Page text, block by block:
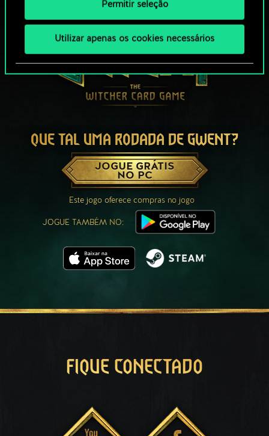
Permitir seleção
Utilizar apenas os cookies necessários
QUE TAL UMA RODADA DE GWENT?
JOGUE GRÁTIS
NO PC
Este jogo oferece compras no jogo
JOGUE TAMBÉM NO:
FIQUE CONECTADO